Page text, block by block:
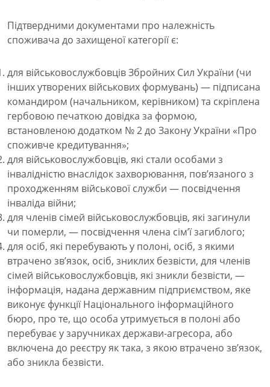
Підтвердними документами про належність
споживача до захищеної категорії є:
для військовослужбовців Збройних Сил України (чи
інших утворених військових формувань) — підписана
командиром (начальником, керівником) та скріплена
гербовою печаткою довідка за формою,
встановленою додатком № 2 до Закону України «Про
споживче кредитування»;
для військовослужбовців, які стали особами з
інвалідністю внаслідок захворювання, пов’язаного з
проходженням військової служби — посвідчення
інваліда війни;
для членів сімей військовослужбовців, які загинули
чи померли, — посвідчення члена сім’ї загиблого;
для осіб, які перебувають у полоні, осіб, з якими
втрачено зв’язок, осіб, зниклих безвісти, для членів
сімей військовослужбовців, які зникли безвісти, —
інформація, надана державним підприємством, яке
виконує функції Національного інформаційного
бюро, про те, що особа утримується в полоні або
перебуває у заручниках держави-агресора, або
включена до реєстру як така, з якою втрачено зв’язок,
або зникла безвісти.